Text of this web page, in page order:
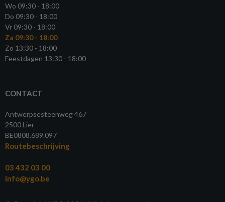
Wo 09:30 - 18:00
Do 09:30 - 18:00
Vr 09:30 - 18:00
Za 09:30 - 18:00
Zo 13:30 - 18:00
Feestdagen 13:30 - 18:00
CONTACT
Antwerpsesteenweg 467
2500 Lier
BE0808.689.097
Routebeschrijving
03 432 03 00
info@ygo.be